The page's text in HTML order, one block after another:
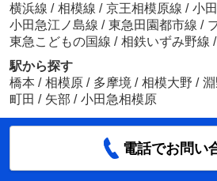
横浜線 / 相模線 / 京王相模原線 / 小
小田急江ノ島線 / 東急田園都市線 /
東急こどもの国線 / 相鉄いずみ野線 /
駅から探す
橋本 / 相模原 / 多摩境 / 相模大野 / 淵
町田 / 矢部 / 小田急相模原
電話でお問い